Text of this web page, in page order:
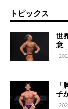
トピックス
世
意
子